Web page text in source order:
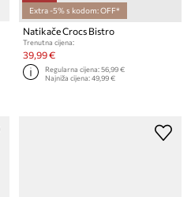
Extra -5% s kodom: OFF*
Natikače Crocs Bistro
Trenutna cijena:
39,99 €
Regularna cijena:56,99 €
Najniža cijena:49,99 €